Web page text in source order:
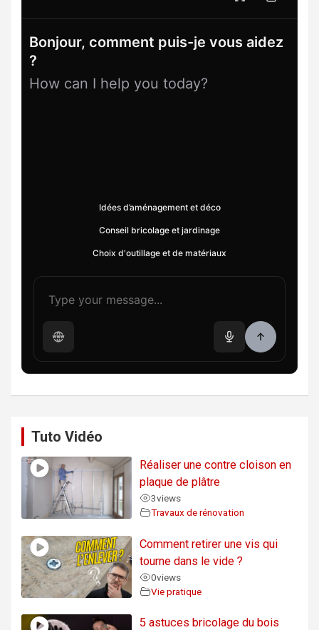
Bonjour, comment puis-je vous aidez
?
How can I help you today?
Idées d’aménagement et déco
Conseil bricolage et jardinage
Choix d'outillage et de matériaux
Tuto Vidéo
Réaliser une contre cloison en
plaque de plâtre
3views
Travaux de rénovation
Comment retirer une vis qui
tourne dans le vide ?
0views
Vie pratique
5 astuces bricolage du bois